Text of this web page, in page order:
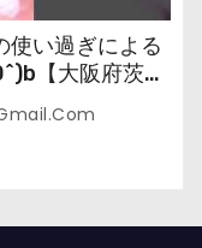
使い過ぎによる
【大阪府茨木
えます。】